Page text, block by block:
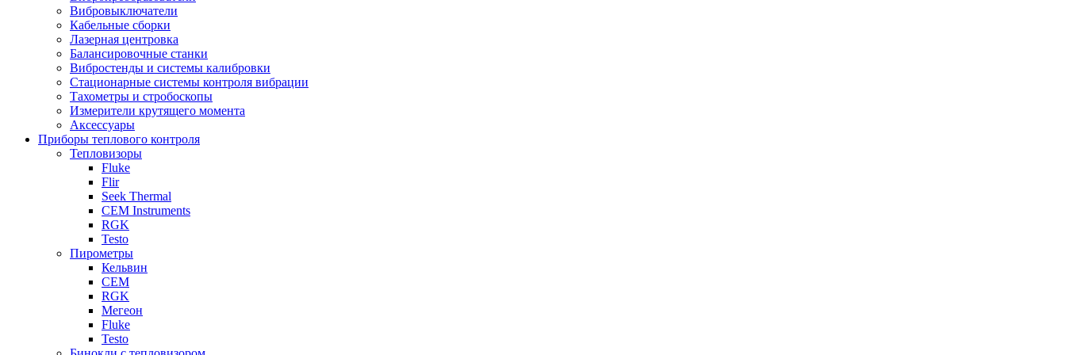
Вибровыключатели
Кабельные сборки
Лазерная центровка
Балансировочные станки
Вибростенды и системы калибровки
Стационарные системы контроля вибрации
Тахометры и стробоскопы
Измерители крутящего момента
Аксессуары
Приборы теплового контроля
Тепловизоры
Fluke
Flir
Seek Thermal
CEM Instruments
RGK
Testo
Пирометры
Кельвин
CEM
RGK
Мегеон
Fluke
Testo